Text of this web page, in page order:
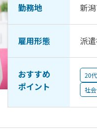
勤務地 新
雇用形態 派
おすすめ
ポイント
20
社